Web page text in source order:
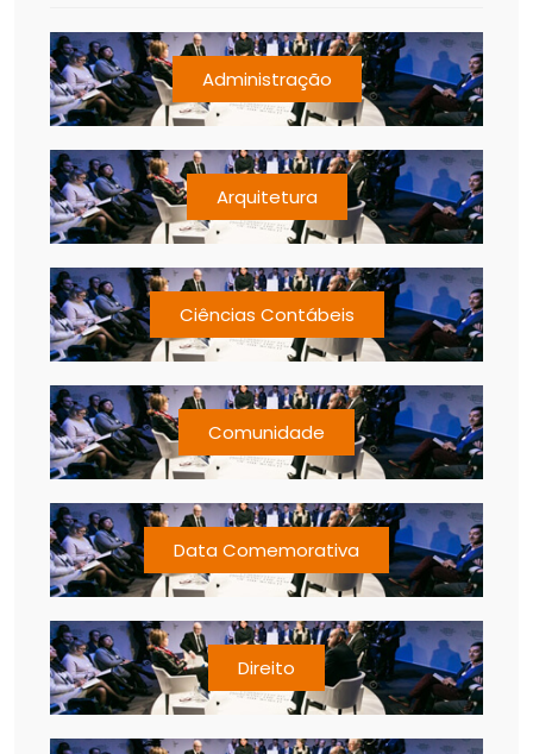
Administração
Arquitetura
Ciências Contábeis
Comunidade
Data Comemorativa
Direito